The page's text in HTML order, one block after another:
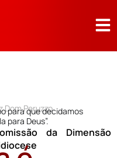
Dom Peruzzo
para que decidamos
para Deus”.
da Dimensão